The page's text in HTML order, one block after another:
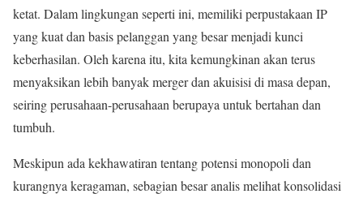
ketat. Dalam lingkungan seperti ini, memiliki perpustakaan IP
yang kuat dan basis pelanggan yang besar menjadi kunci
keberhasilan. Oleh karena itu, kita kemungkinan akan terus
menyaksikan lebih banyak merger dan akuisisi di masa depan,
seiring perusahaan-perusahaan berupaya untuk bertahan dan
tumbuh.
Meskipun ada kekhawatiran tentang potensi monopoli dan
kurangnya keragaman, sebagian besar analis melihat konsolidasi